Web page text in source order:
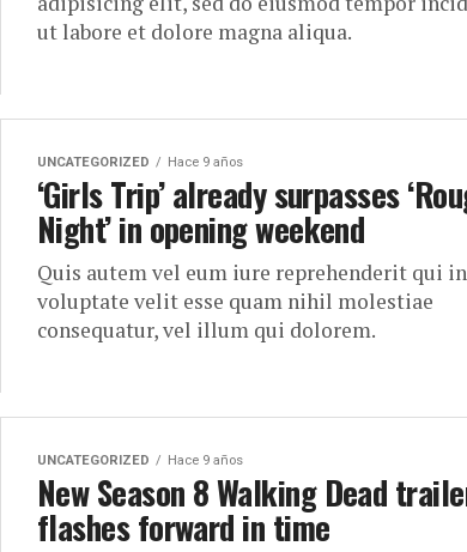
ut labore et dolore magna aliqua.
UNCATEGORIZED Hace 9 años
‘Girls Trip’ already surpasses
Night’ in opening weekend
Quis autem vel eum iure reprehenderit qui
voluptate velit esse quam nihil molestiae
consequatur, vel illum qui dolorem.
UNCATEGORIZED Hace 9 años
New Season 8 Walking Dead
flashes forward in time